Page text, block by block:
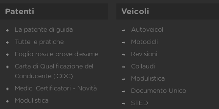
Patenti
La patente di guida
Tutte le pratiche
Foglio rosa e prove d’esame
Carta di Qualificazione del
Conducente (CQC)
Medici Certificatori - Novità
Modulistica
Veicoli
Autoveicoli
Motocicli
Revisioni
Collaudi
Modulistica
Documento Unico
STED